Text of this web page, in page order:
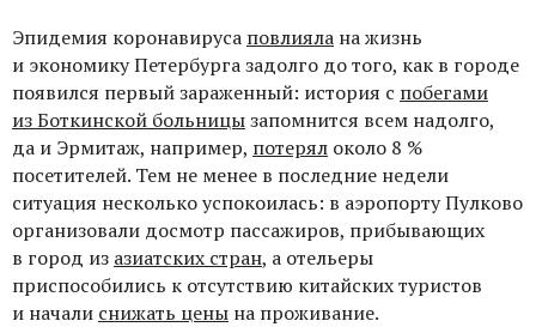
Эпидемия коронавируса повлияла на жизнь
и экономику Петербурга задолго до того, как в городе
появился первый зараженный: история с побегами
из Боткинской больницызапомнится всем надолго,
да и Эрмитаж, например, потерял около 8 %
посетителей. Тем не менее в последние недели
ситуация несколько успокоилась: в аэропорту Пулково
организовали досмотр пассажиров, прибывающих
в город из азиатских стран, а отельеры
приспособились к отсутствию китайских туристов
и начали снижать цены на проживание.